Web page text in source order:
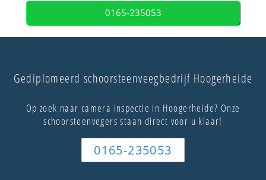
0165-235053
Gediplomeerd schoorsteenveegbedrijf Hoogerheide
Op zoek naar camera inspectie in Hoogerheide? Onze
schoorsteenvegers staan direct voor u klaar!
0165-235053